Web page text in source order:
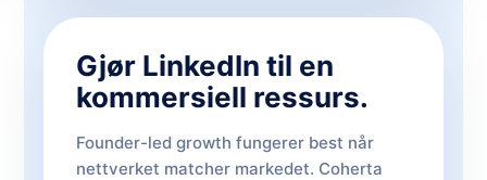
Gjør LinkedIn til en
kommersiell ressurs.
Founder-led growth fungerer best når
nettverket matcher markedet. Coherta